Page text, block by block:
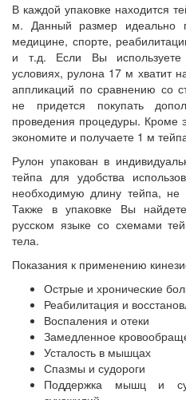
В каждой упаковке находится
м. Данный размер идеально
медицине, спорте,
и т.д. Если Вы
условиях, рулона 17 м хватит
аппликаций по сравнению со
не придется покупать
проведения процедуры. Кроме
экономите и получаете 1 м
Рулон упакован в
тейпа для удобства
необходимую длину тейпа, не
Также в упаковке Вы
русском языке со схемами
тела.
Показания к применению
Острые и хронические
Реабилитация и
Воспаления и отеки
Замедленное
Усталость в мышцах
Спазмы и судороги
Поддержка мышц и